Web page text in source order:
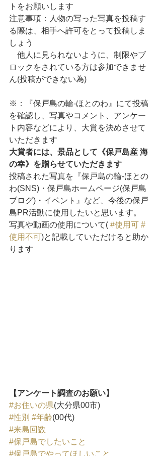
トをお願いします
注意事項：人物の写った写真を投稿す
る際は、相手へ許可をとって投稿しま
しょう
ロックをされている方は参加できませ
ん(投稿ができない為)
※：『保戸島の輪-ほとのわ』にて投稿
を確認し、写真やコメント、アンケー
ト内容などにより、大賞を決めさせて
いただきます
大賞者には、景品として《保戸島産 海
の幸》を贈らせていただきます
投稿された写真を『保戸島の輪-ほとの
わ(SNS)・保戸島ホームページ(保戸島
ブログ)・イベント』など、今後の保戸
島PR活動に使用したいと思います。
写真や動画の使用について( #使用可 #
使用不可)と記載していただけると助か
ります
【アンケート調査のお願い】
#お住いの県(大分県00市)
#性別 #年齢(00代)
#来島回数
#保戸島でしたいこと
#保戸島でやってほしいこと